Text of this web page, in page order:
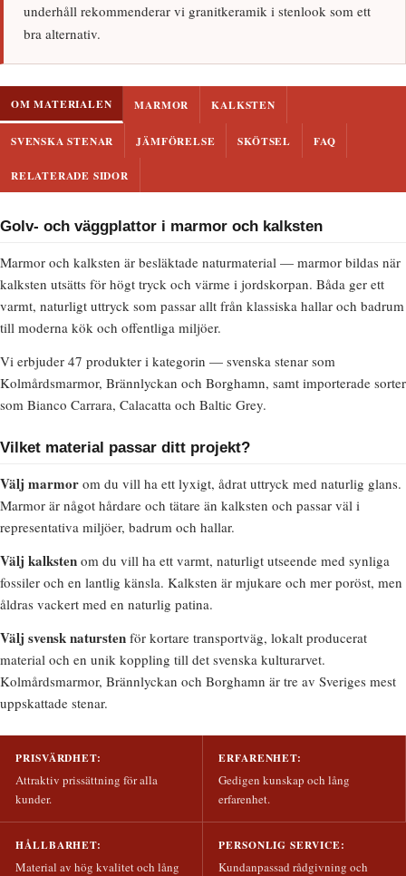
underhåll rekommenderar vi granitkeramik i stenlook som ett
bra alternativ.
OM MATERIALEN MARMOR KALKSTEN
SVENSKA STENAR JÄMFÖRELSE SKÖTSEL FAQ
RELATERADE SIDOR
Golv- och väggplattor i marmor och kalksten
Marmor och kalksten är besläktade naturmaterial — marmor bildas när
kalksten utsätts för högt tryck och värme i jordskorpan. Båda ger ett
varmt, naturligt uttryck som passar allt från klassiska hallar och badrum
till moderna kök och offentliga miljöer.
Vi erbjuder 47 produkter i kategorin — svenska stenar som
Kolmårdsmarmor, Brännlyckan och Borghamn, samt importerade sorter
som Bianco Carrara, Calacatta och Baltic Grey.
Vilket material passar ditt projekt?
Välj marmor om du vill ha ett lyxigt, ådrat uttryck med naturlig glans.
Marmor är något hårdare och tätare än kalksten och passar väl i
representativa miljöer, badrum och hallar.
Välj kalksten om du vill ha ett varmt, naturligt utseende med synliga
fossiler och en lantlig känsla. Kalksten är mjukare och mer poröst, men
åldras vackert med en naturlig patina.
Välj svensk natursten för kortare transportväg, lokalt producerat
material och en unik koppling till det svenska kulturarvet.
Kolmårdsmarmor, Brännlyckan och Borghamn är tre av Sveriges mest
uppskattade stenar.
PRISVÄRDHET:
Attraktiv prissättning för alla
kunder.
ERFARENHET:
Gedigen kunskap och lång
erfarenhet.
HÅLLBARHET:
Material av hög kvalitet och lång
PERSONLIG SERVICE:
Kundanpassad rådgivning och